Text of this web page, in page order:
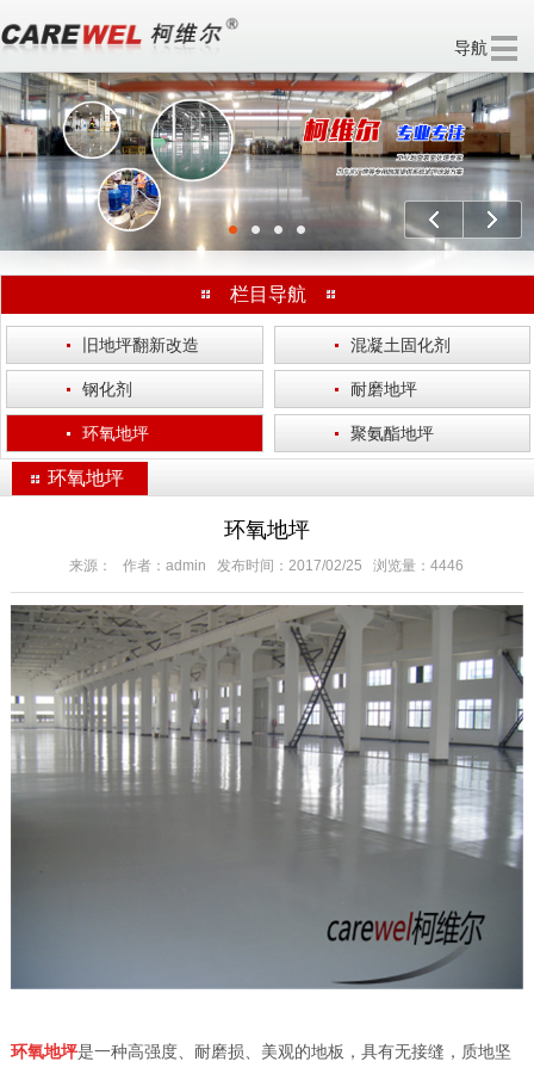
导航
欢迎访问 无锡柯维尔涂装工程有限公司 官方网站！ 分享：
栏目导航
·旧地坪翻新改造 ·
混凝土固化剂
·
钢化剂 ·耐磨地坪
·
环氧地坪 ·
聚氨酯地坪
环氧地坪
环氧地坪
来源： 作者：admin 发布时间：2017/02/25 浏览量：4446
环氧地坪是一种高强度、耐磨损、美观的地板，具有无接缝，质地坚